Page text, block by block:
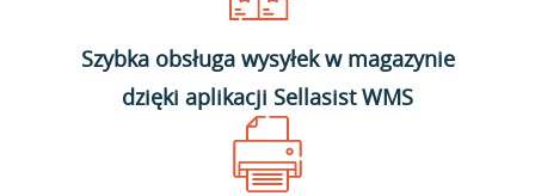
Szybka obsługa wysyłek w magazynie
dzięki aplikacji Sellasist WMS